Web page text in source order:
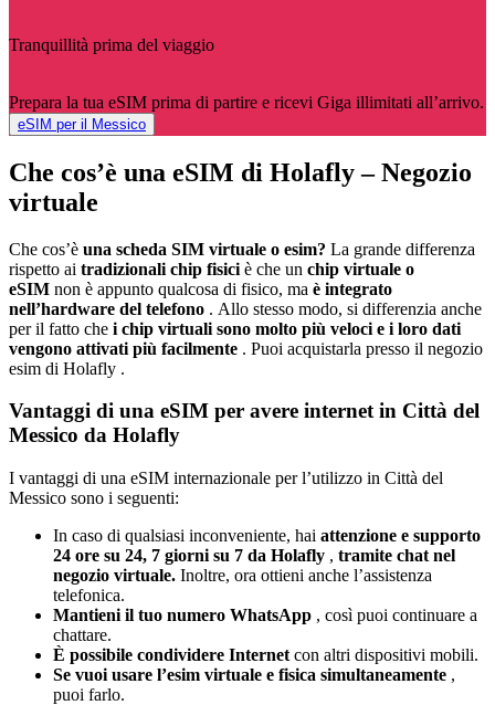
Tranquillità prima del viaggio
Prepara la tua eSIM prima di partire e ricevi Giga illimitati all’arrivo.
eSIM per il Messico
Che cos’è una eSIM di Holafly – Negozio
virtuale
Che cos’è una scheda SIM virtuale o esim? La grande differenza
rispetto ai tradizionali chip fisici è che un chip virtuale o
eSIM non è appunto qualcosa di fisico, ma è integrato
nell’hardware del telefono . Allo stesso modo, si differenzia anche
per il fatto che i chip virtuali sono molto più veloci e i loro dati
vengono attivati ​​più facilmente . Puoi acquistarla presso il negozio
esim di Holafly .
Vantaggi di una eSIM per avere internet in Città del
Messico da Holafly
I vantaggi di una eSIM internazionale per l’utilizzo in Città del
Messico sono i seguenti:
In caso di qualsiasi inconveniente, hai attenzione e supporto
24 ore su 24, 7 giorni su 7 da Holafly , tramite chat nel
negozio virtuale. Inoltre, ora ottieni anche l’assistenza
telefonica.
Mantieni il tuo numero WhatsApp , così puoi continuare a
chattare.
È possibile condividere Internet con altri dispositivi mobili.
Se vuoi usare l’esim virtuale e fisica simultaneamente ,
puoi farlo.